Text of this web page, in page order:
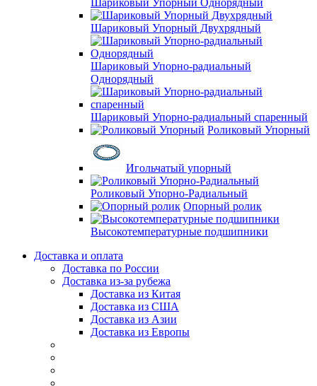
Шариковый Упорный Однорядный
Шариковый Упорный Двухрядный
Шариковый Упорно-радиальный
Однорядный
Шариковый Упорно-радиальный спаренный
Роликовый Упорный
Игольчатый упорный
Роликовый Упорно-Радиальный
Опорный ролик
Высокотемпературные подшипники
Доставка и оплата
Доставка по России
Доставка из-за рубежа
Доставка из Китая
Доставка из США
Доставка из Азии
Доставка из Европы